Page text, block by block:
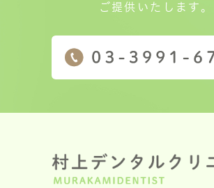
ご提供いたします。